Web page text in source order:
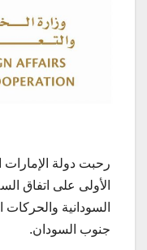
رحبت دولة الإمارات
الأولى على اتفاق
السودانية
جنوب السودان.